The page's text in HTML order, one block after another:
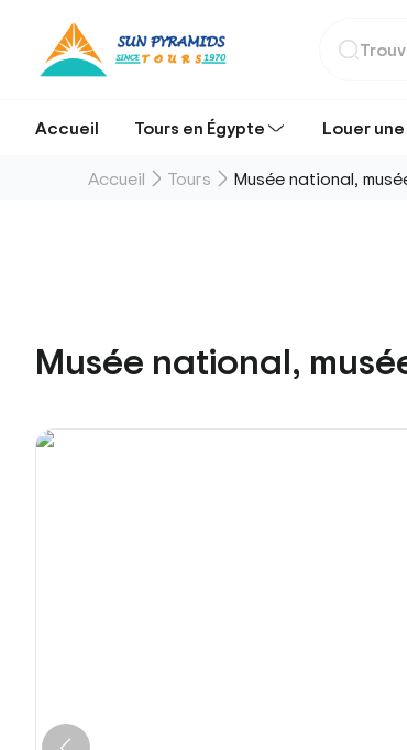
Accueil Tours en Égypte Louer
Accueil Tours Musée national,
Musée national,